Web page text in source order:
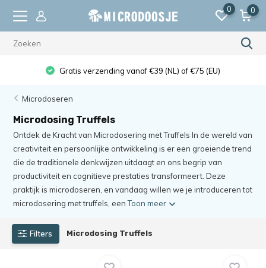
0 0
De hoogste kwaliteit
Microdoseren
Microdosing Truffels
Ontdek de Kracht van Microdosering met Truffels In de wereld van
creativiteit en persoonlijke ontwikkeling is er een groeiende trend
die de traditionele denkwijzen uitdaagt en ons begrip van
productiviteit en cognitieve prestaties transformeert. Deze
praktijk is microdoseren, en vandaag willen we je introduceren tot
microdosering met truffels, eenToon meer
Filters Microdosing Truffels